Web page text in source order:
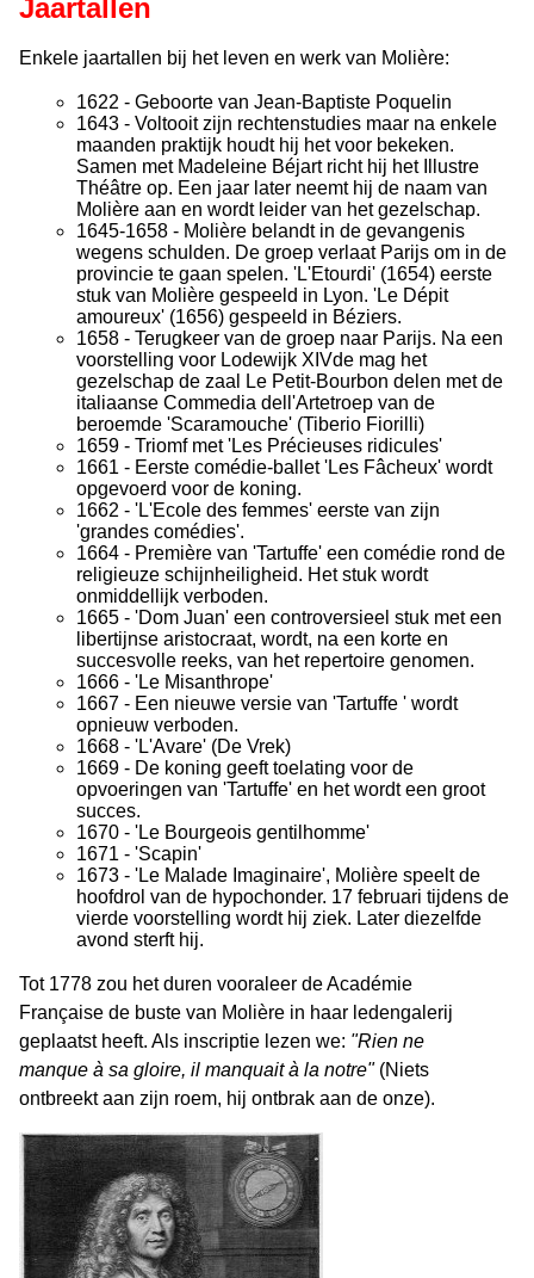
Jaartallen
Enkele jaartallen bij het leven en werk van Molière:
1622 - Geboorte van Jean-Baptiste Poquelin
1643 - Voltooit zijn rechtenstudies maar na enkele
maanden praktijk houdt hij het voor bekeken.
Samen met Madeleine Béjart richt hij het Illustre
Théâtre op. Een jaar later neemt hij de naam van
Molière aan en wordt leider van het gezelschap.
1645-1658 - Molière belandt in de gevangenis
wegens schulden. De groep verlaat Parijs om in de
provincie te gaan spelen. 'L'Etourdi' (1654) eerste
stuk van Molière gespeeld in Lyon. 'Le Dépit
amoureux' (1656) gespeeld in Béziers.
1658 - Terugkeer van de groep naar Parijs. Na een
voorstelling voor Lodewijk XIVde mag het
gezelschap de zaal Le Petit-Bourbon delen met de
italiaanse Commedia dell'Artetroep van de
beroemde 'Scaramouche' (Tiberio Fiorilli)
1659 - Triomf met 'Les Précieuses ridicules'
1661 - Eerste comédie-ballet 'Les Fâcheux' wordt
opgevoerd voor de koning.
1662 - 'L'Ecole des femmes' eerste van zijn
'grandes comédies'.
1664 - Première van 'Tartuffe' een comédie rond de
religieuze schijnheiligheid. Het stuk wordt
onmiddellijk verboden.
1665 - 'Dom Juan' een controversieel stuk met een
libertijnse aristocraat, wordt, na een korte en
succesvolle reeks, van het repertoire genomen.
1666 - 'Le Misanthrope'
1667 - Een nieuwe versie van 'Tartuffe ' wordt
opnieuw verboden.
1668 - 'L'Avare' (De Vrek)
1669 - De koning geeft toelating voor de
opvoeringen van 'Tartuffe' en het wordt een groot
succes.
1670 - 'Le Bourgeois gentilhomme'
1671 - 'Scapin'
1673 - 'Le Malade Imaginaire', Molière speelt de
hoofdrol van de hypochonder. 17 februari tijdens de
vierde voorstelling wordt hij ziek. Later diezelfde
avond sterft hij.
Tot 1778 zou het duren vooraleer de Académie
Française de buste van Molière in haar ledengalerij
geplaatst heeft. Als inscriptie lezen we: "Rien ne
manque à sa gloire, il manquait à la notre" (Niets
ontbreekt aan zijn roem, hij ontbrak aan de onze).